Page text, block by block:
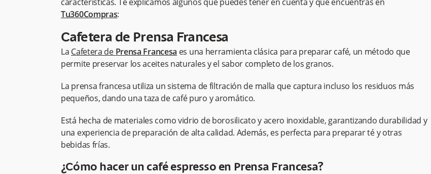
Tu360Compras:
Cafetera de Prensa Francesa
La Cafetera de Prensa Francesa es una herramienta clásica para preparar café, un método que
permite preservar los aceites naturales y el sabor completo de los granos.
La prensa francesa utiliza un sistema de filtración de malla que captura incluso los residuos más
pequeños, dando una taza de café puro y aromático.
Está hecha de materiales como vidrio de borosilicato y acero inoxidable, garantizando durabilidad y
una experiencia de preparación de alta calidad. Además, es perfecta para preparar té y otras
bebidas frías.
¿Cómo hacer un café espresso en Prensa Francesa?